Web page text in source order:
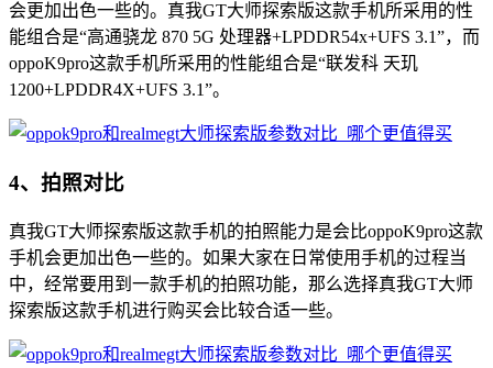
会更加出色一些的。真我GT大师探索版这款手机所采用的性
能组合是“高通骁龙 870 5G 处理器+LPDDR54x+UFS 3.1”，而
oppoK9pro这款手机所采用的性能组合是“联发科 天玑
1200+LPDDR4X+UFS 3.1”。
4、拍照对比
真我GT大师探索版这款手机的拍照能力是会比oppoK9pro这款
手机会更加出色一些的。如果大家在日常使用手机的过程当
中，经常要用到一款手机的拍照功能，那么选择真我GT大师
探索版这款手机进行购买会比较合适一些。